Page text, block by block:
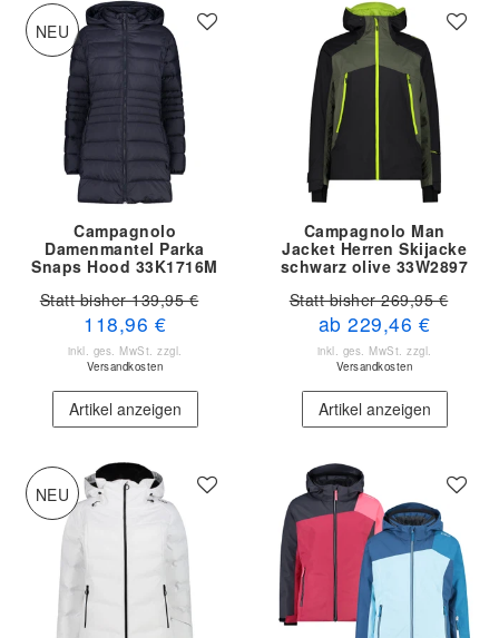
NEU
Campagnolo
Damenmantel Parka
Snaps Hood 33K1716M
Statt bisher 139,95 €
118,96 €
inkl. ges. MwSt. zzgl.
Versandkosten
Artikel anzeigen
Campagnolo Man
Jacket Herren Skijacke
schwarz olive 33W2897
Statt bisher 269,95 €
ab 229,46 €
inkl. ges. MwSt. zzgl.
Versandkosten
Artikel anzeigen
NEU